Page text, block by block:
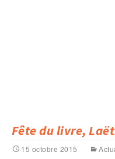
Fête du livre,
15 octobre 2015